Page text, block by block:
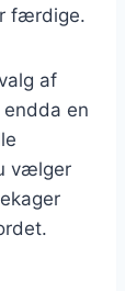
færdige.
af
en
vælger